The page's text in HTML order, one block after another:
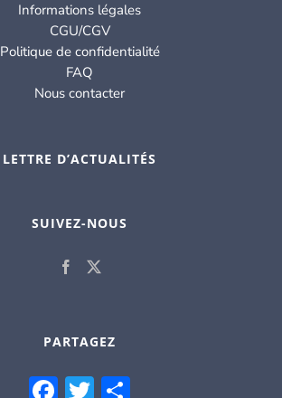
Informations légales
CGU/CGV
Politique de confidentialité
FAQ
Nous contacter
LETTRE D’ACTUALITÉS
SUIVEZ-NOUS
PARTAGEZ